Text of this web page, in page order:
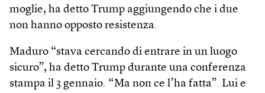
moglie, ha detto Trump aggiungendo che i due
non hanno opposto resistenza.
Maduro “stava cercando di entrare in un luogo
sicuro”, ha detto Trump durante una conferenza
stampa il 3 gennaio. “Ma non ce l’ha fatta”. Lui e